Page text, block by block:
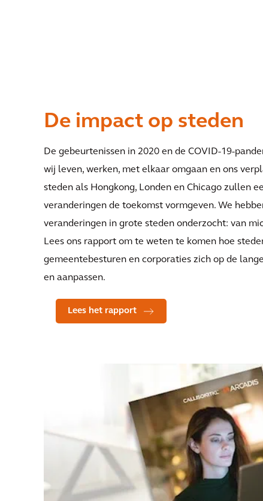
De impact op steden
De gebeurtenissen in 2020 en de COVID-19-
wij leven, werken, met elkaar omgaan en ons
steden als Hongkong, Londen en Chicago zullen
veranderingen de toekomst vormgeven. We
veranderingen in grote steden onderzocht: van
Lees ons rapport om te weten te komen hoe
gemeentebesturen en corporaties zich op de
en aanpassen.
Lees het rapport